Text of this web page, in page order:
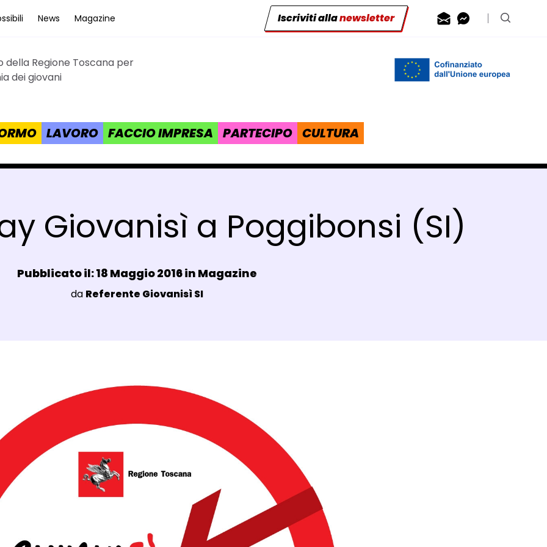
News Magazine Iscriviti allanewsletter Contattaci via
Contattaci
Cerca
della Regione Toscana per
dei giovani
LAVORO FACCIO IMPRESA PARTECIPO CULTURA
Giovanisì a Poggibonsi (SI)
Data e ora:
Pubblicato il: 18 Maggio 2016 in Magazine
Luogo:
da Referente Giovanisì SI
Post Magazine